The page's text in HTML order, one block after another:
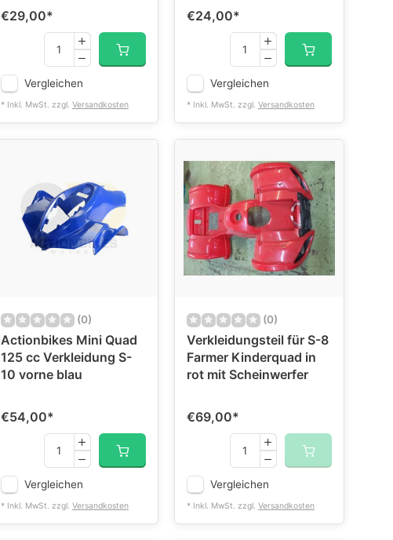
€29,00*
Vergleichen
* Inkl. MwSt. zzgl. Versandkosten
€24,00*
Vergleichen
* Inkl. MwSt. zzgl. Versandkosten
(0)
Actionbikes Mini Quad
125 cc Verkleidung S-
10 vorne blau
€54,00*
Vergleichen
* Inkl. MwSt. zzgl. Versandkosten
(0)
Verkleidungsteil für S-8
Farmer Kinderquad in
rot mit Scheinwerfer
€69,00*
Vergleichen
* Inkl. MwSt. zzgl. Versandkosten